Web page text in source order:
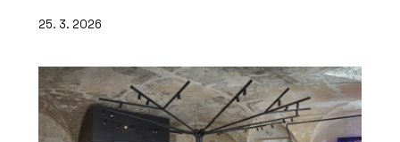
25. 3. 2026